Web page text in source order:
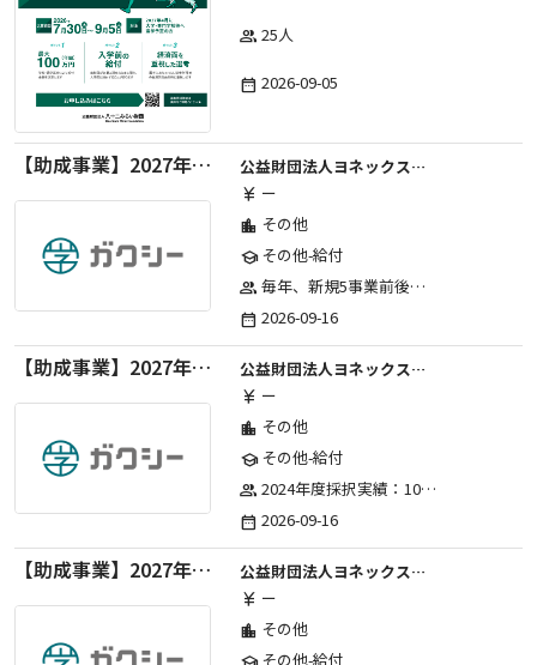
group 25人
date_range 2026-09-05
【助成事業】2027年度中学校部活動の地域展開推進に関する助成金
公益財団法人ヨネックススポーツ振興財団
currency_yen ー
location_city その他
schoolその他-給付
group 毎年、新規5事業前後への助成金交付を予定とし、初年度5事業、2年目合計10事業前後、3年目合計15事業前後、4年目以降は15事業前後にて実施する。 2025年度採択実績：5事業、2026年度採択実績：5事業
date_range 2026-09-16
【助成事業】2027年度（通年）ジュニアスポーツ振興に関する助成金
公益財団法人ヨネックススポーツ振興財団
currency_yen ー
location_city その他
schoolその他-給付
group 2024年度採択実績：107事業（前期45・後期62）、2025年度採択実績：103事業（前期48・後期55）、2026年度採択実績：97事業 ※2026年度より、前期・後期の区分を廃止し、年1回の申請受付となりました。
date_range 2026-09-16
【助成事業】2027年度（通年）国際交流普及事業に関する助成金
公益財団法人ヨネックススポーツ振興財団
currency_yen ー
location_city その他